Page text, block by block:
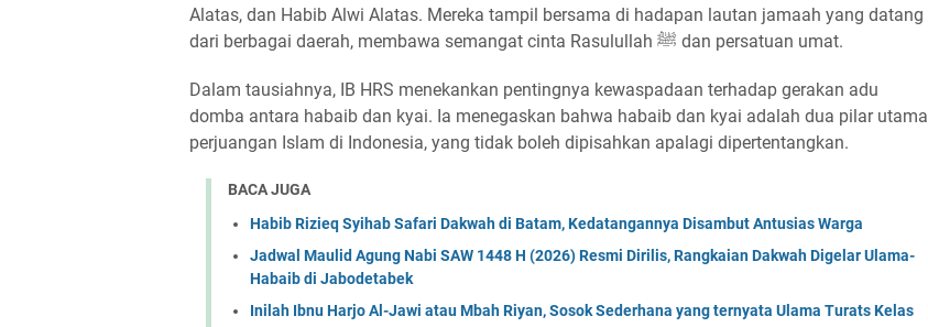
Alatas, dan Habib Alwi Alatas. Mereka tampil bersama di hadapan lautan jamaah yang datang
dari berbagai daerah, membawa semangat cinta Rasulullah ﷺ dan persatuan umat.
Dalam tausiahnya, IB HRS menekankan pentingnya kewaspadaan terhadap gerakan adu
domba antara habaib dan kyai. Ia menegaskan bahwa habaib dan kyai adalah dua pilar utama
perjuangan Islam di Indonesia, yang tidak boleh dipisahkan apalagi dipertentangkan.
BACA JUGA
Habib Rizieq Syihab Safari Dakwah di Batam, Kedatangannya Disambut Antusias Warga
Jadwal Maulid Agung Nabi SAW 1448 H (2026) Resmi Dirilis, Rangkaian Dakwah Digelar Ulama-
Habaib di Jabodetabek
Inilah Ibnu Harjo Al-Jawi atau Mbah Riyan, Sosok Sederhana yang ternyata Ulama Turats Kelas